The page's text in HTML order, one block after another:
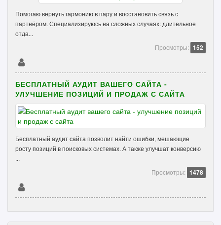
Помогаю вернуть гармонию в пару и восстановить связь с
партнёром. Специализируюсь на сложных случаях: длительное
отда...
Просмотры: 152
БЕСПЛАТНЫЙ АУДИТ ВАШЕГО САЙТА -
УЛУЧШЕНИЕ ПОЗИЦИЙ И ПРОДАЖ С САЙТА
Бесплатный аудит сайта позволит найти ошибки, мешающие
росту позиций в поисковых системах. А также улучшат конверсию
...
Просмотры: 1478